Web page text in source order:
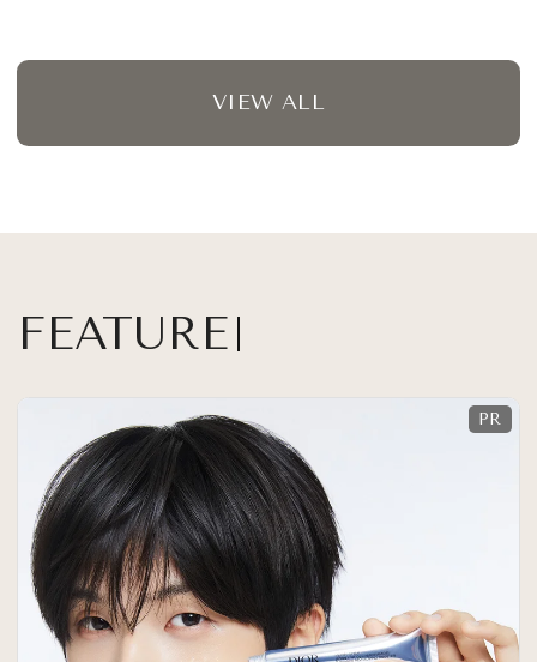
VIEW ALL
FEATURE